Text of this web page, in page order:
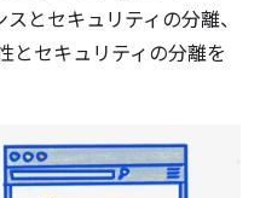
とセキュリティの分離、
とセキュリティの分離を